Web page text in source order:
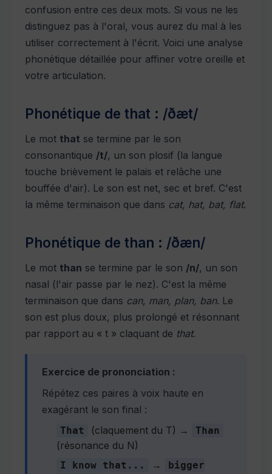
confusion entre ces deux mots. Si vous ne les
distinguez pas à l'oral, vous aurez du mal à les
utiliser correctement à l'écrit. Voici une analyse
phonétique détaillée pour affiner votre oreille et
votre articulation.
Phonétique de that : /ðæt/
Le mot that se termine par le son
consonantique /t/, un son plosif (la langue
touche brièvement le palais et relâche une
bouffée d'air). Le son est net, sec et bref. C'est
la même terminaison que dans cat, hat, bat, flat.
Phonétique de than : /ðæn/
Le mot than se termine par le son /n/, un son
nasal (l'air passe par le nez). C'est la même
terminaison que dans can, man, plan, ban. Le
son est plus doux, plus prolongé et résonnant
par rapport au « t » claquant de that.
Exercice de prononciation :
Répétez ces paires à voix haute en
exagérant le son final :
That (claquement du T) → Than
(résonance du N)
I know that... →
bigger